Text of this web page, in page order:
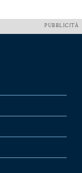
PUBBLICITÀ